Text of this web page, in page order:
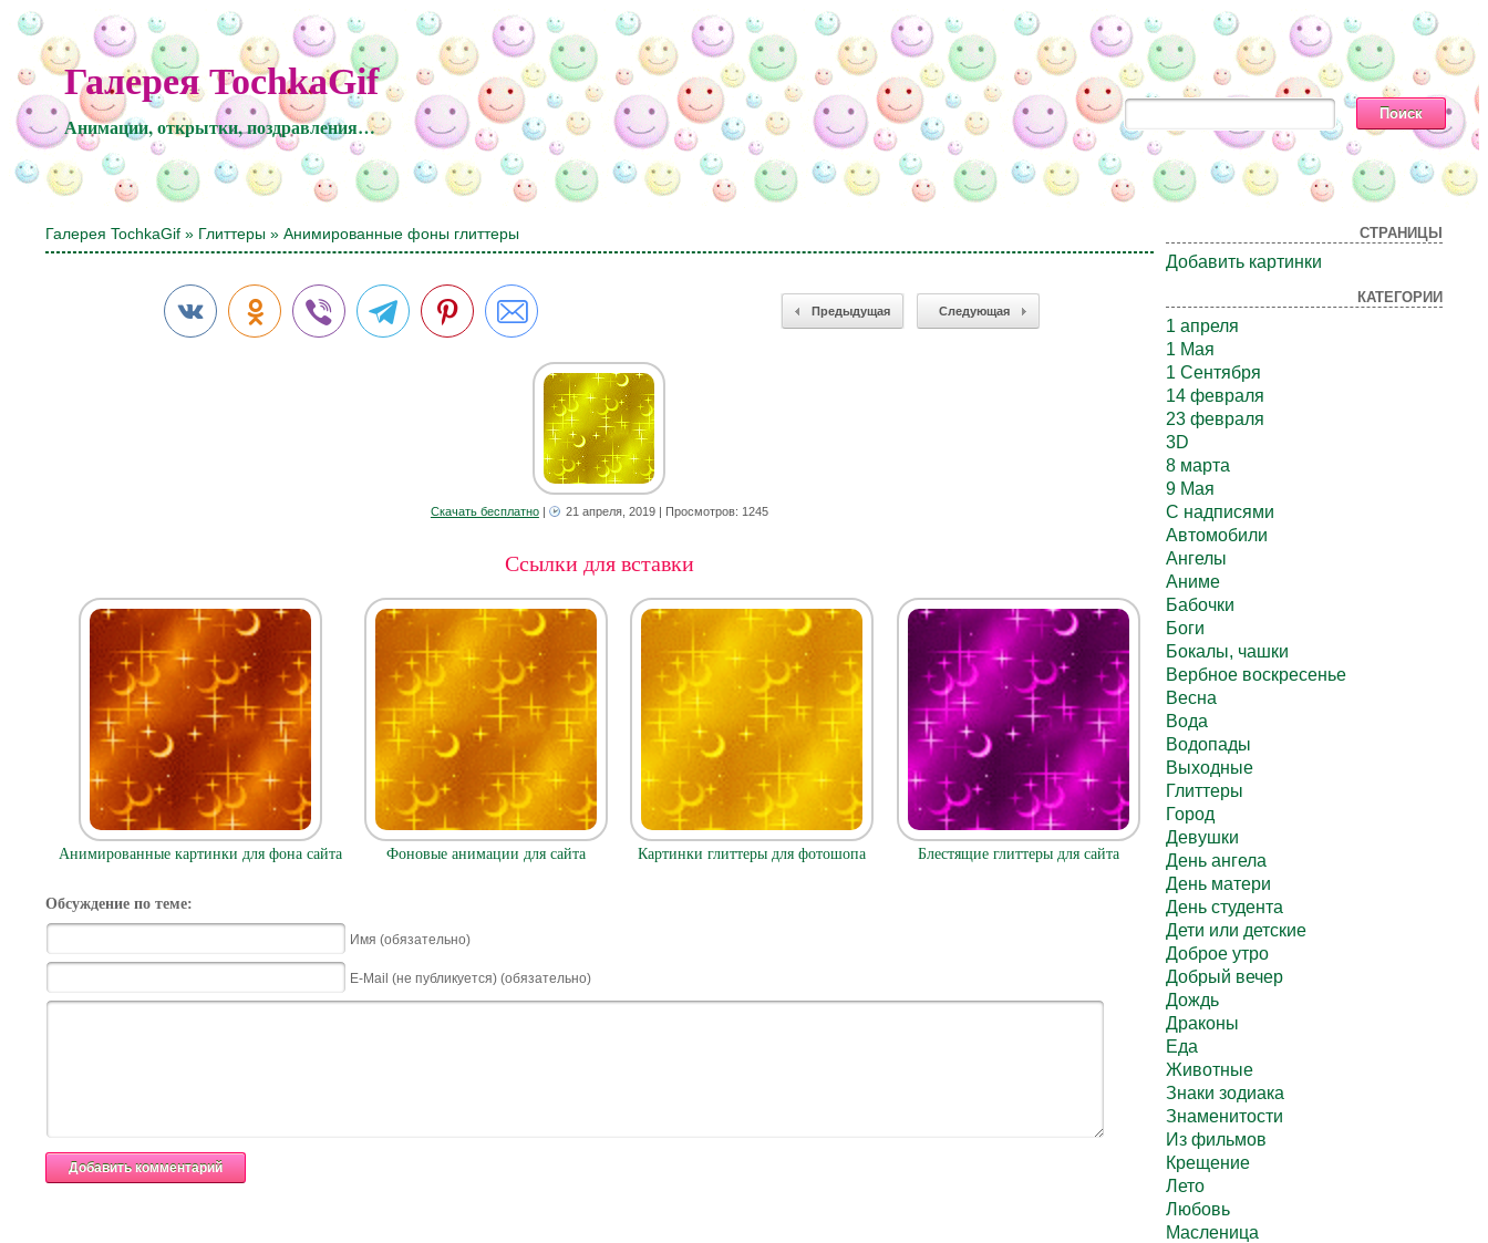
Галерея TochkaGif
Анимации, открытки, поздравления…
Галерея TochkaGif » Глиттеры » Анимированные фоны глиттеры
Предыдущая Следующая
Скачать бесплатно| 21 апреля, 2019| Просмотров: 1245
Ссылки для вставки
Анимированные картинки для фона сайта Фоновые анимации для сайта Картинки глиттеры для фотошопа Блестящие глиттеры для сайта
Обсуждение по теме:
Имя (обязательно)
E-Mail (не публикуется) (обязательно)
СТРАНИЦЫ
Добавить картинки
КАТЕГОРИИ
1 апреля
1 Мая
1 Сентября
14 февраля
23 февраля
3D
8 марта
9 Мая
C надписями
Автомобили
Ангелы
Аниме
Бабочки
Боги
Бокалы, чашки
Вербное воскресенье
Весна
Вода
Водопады
Выходные
Глиттеры
Город
Девушки
День ангела
День матери
День студента
Дети или детские
Доброе утро
Добрый вечер
Дождь
Драконы
Еда
Животные
Знаки зодиака
Знаменитости
Из фильмов
Крещение
Лето
Любовь
Масленица